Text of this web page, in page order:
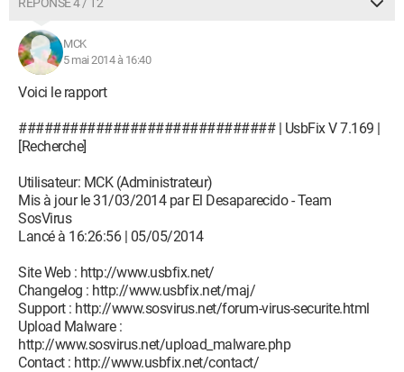
MCK
5 mai 2014 à 16:40
Voici le rapport
############################## | UsbFix V 7.169 |
[Recherche]
Utilisateur: MCK (Administrateur)
Mis à jour le 31/03/2014 par El Desaparecido - Team
SosVirus
Lancé à 16:26:56 | 05/05/2014
Site Web : http://www.usbfix.net/
Changelog : http://www.usbfix.net/maj/
Support : http://www.sosvirus.net/forum-virus-securite.html
Upload Malware :
http://www.sosvirus.net/upload_malware.php
Contact : http://www.usbfix.net/contact/